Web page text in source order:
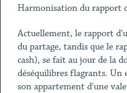
Harmonisation du rapport
Actuellement, le rapport
du partage, tandis que le
cash), se fait au jour de la
déséquilibres flagrants. Un
son appartement d'une